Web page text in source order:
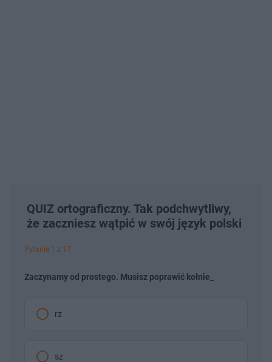
QUIZ ortograficzny. Tak podchwytliwy,
że zaczniesz wątpić w swój język polski
Pytanie 1 z 17
Zaczynamy od prostego. Musisz poprawić kołnie_
rz
sz